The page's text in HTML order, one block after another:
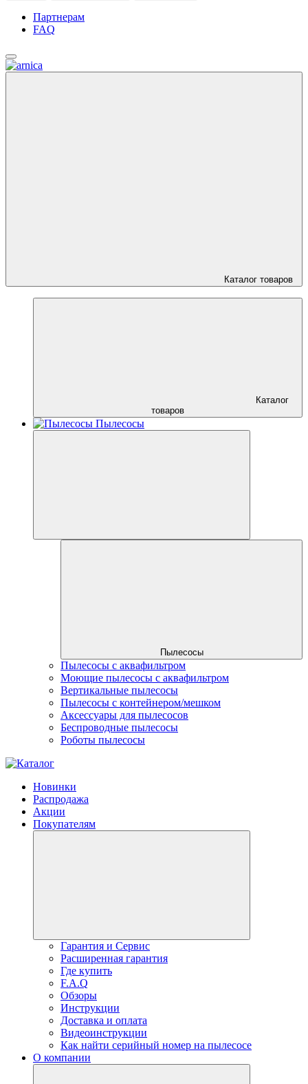
Партнерам
FAQ
Каталог товаров
Каталог
товаров
Пылесосы
Пылесосы
Пылесосы с аквафильтром
Моющие пылесосы с аквафильтром
Вертикальные пылесосы
Пылесосы с контейнером/мешком
Аксессуары для пылесосов
Беспроводные пылесосы
Роботы пылесосы
Новинки
Распродажа
Акции
Покупателям
Гарантия и Сервис
Расширенная гарантия
Где купить
F.A.Q
Обзоры
Инструкции
Доставка и оплата
Видеоинструкции
Как найти серийный номер на пылесосе
О компании